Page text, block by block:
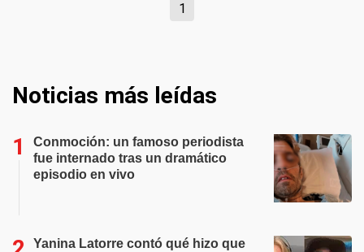
1
Noticias más leídas
Conmoción: un famoso periodista
fue internado tras un dramático
episodio en vivo
Yanina Latorre contó qué hizo que